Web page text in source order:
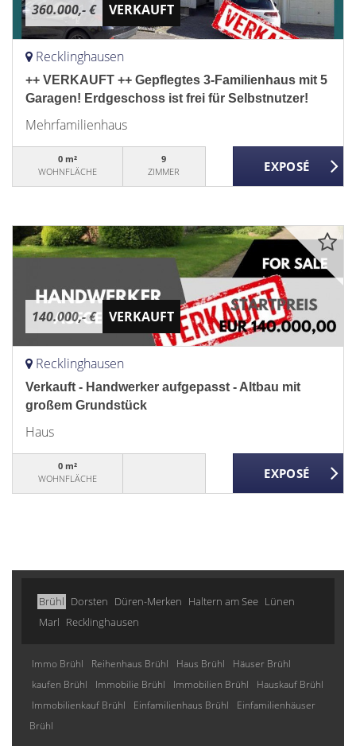
360.000,- € VERKAUFT
Recklinghausen
++ VERKAUFT ++ Gepflegtes 3-Familienhaus mit 5
Garagen! Erdgeschoss ist frei für Selbstnutzer!
Mehrfamilienhaus
0 m²
WOHNFLÄCHE
9
ZIMMER
140.000,- € VERKAUFT
Recklinghausen
Verkauft - Handwerker aufgepasst - Altbau mit
großem Grundstück
Haus
0 m²
WOHNFLÄCHE
Brühl Dorsten Düren-Merken Haltern am See Lünen
Marl Recklinghausen
Immo Brühl Reihenhaus Brühl Haus Brühl
Häuser Brühl
kaufen Brühl
Immobilie Brühl Immobilien Brühl
Hauskauf Brühl
Immobilienkauf Brühl
Einfamilienhaus Brühl
Einfamilienhäuser
Brühl